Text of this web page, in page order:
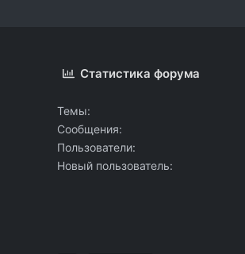
Статистика форума
Темы
Сообщения
Пользователи
Новый пользователь